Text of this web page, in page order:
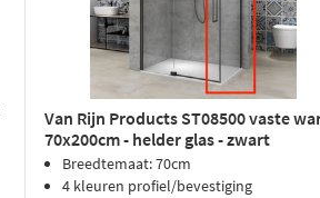
Van Rijn Products ST08500 vaste
70x200cm - helder glas - zwart
Breedtemaat: 70cm
4 kleuren profiel/bevestiging